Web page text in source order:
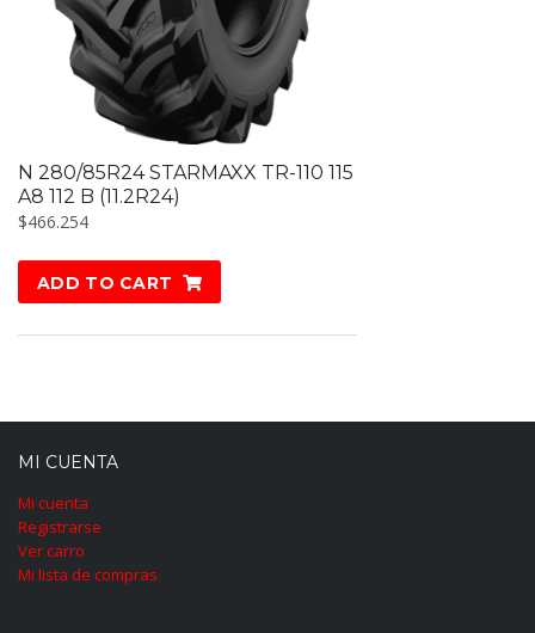
N 280/85R24 STARMAXX TR-110 115
A8 112 B (11.2R24)
$466.254
ADD TO CART
MI CUENTA
Mi cuenta
Registrarse
Ver carro
Mi lista de compras